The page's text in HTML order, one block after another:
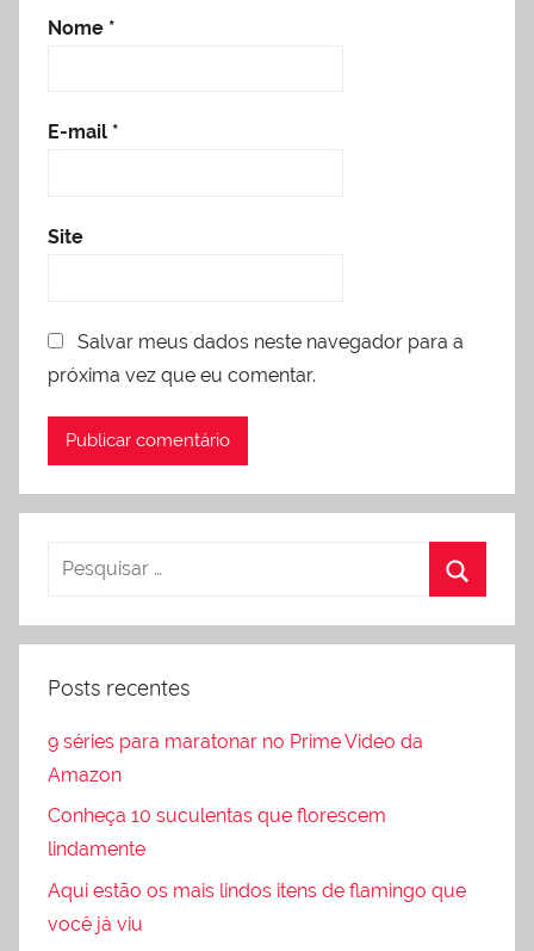
Nome *
E-mail *
Site
Salvar meus dados neste navegador para a
próxima vez que eu comentar.
Posts recentes
9 séries para maratonar no Prime Video da
Amazon
Conheça 10 suculentas que florescem
lindamente
Aqui estão os mais lindos itens de flamingo que
você já viu